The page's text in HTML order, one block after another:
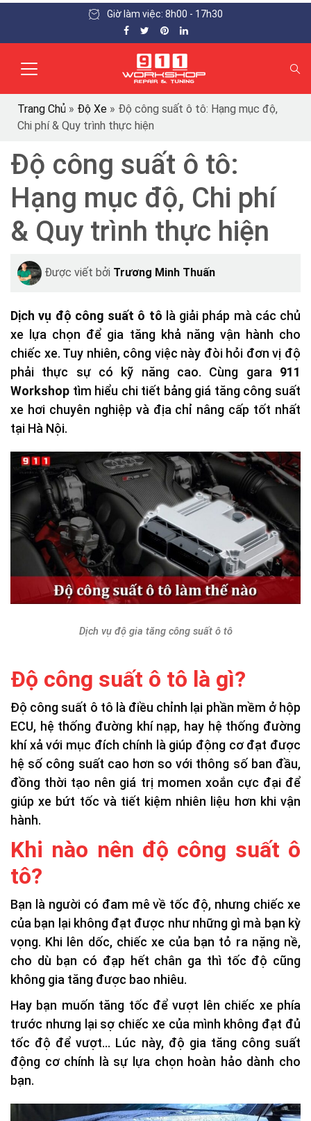
Giờ làm việc: 8h00 - 17h30
Trang Chủ » Độ Xe » Độ công suất ô tô: Hạng mục độ,
Chi phí & Quy trình thực hiện
Độ công suất ô tô:
Hạng mục độ, Chi phí
& Quy trình thực hiện
Được viết bởi Trương Minh Thuấn
Dịch vụ độ công suất ô tô là giải pháp mà các chủ
xe lựa chọn để gia tăng khả năng vận hành cho
chiếc xe. Tuy nhiên, công việc này đòi hỏi đơn vị độ
phải thực sự có kỹ năng cao. Cùng gara 911
Workshop tìm hiểu chi tiết bảng giá tăng công suất
xe hơi chuyên nghiệp và địa chỉ nâng cấp tốt nhất
tại Hà Nội.
Dịch vụ độ gia tăng công suất ô tô
Độ công suất ô tô là gì?
Độ công suất ô tô là điều chỉnh lại phần mềm ở hộp
ECU, hệ thống đường khí nạp, hay hệ thống đường
khí xả với mục đích chính là giúp động cơ đạt được
hệ số công suất cao hơn so với thông số ban đầu,
đồng thời tạo nên giá trị momen xoắn cực đại để
giúp xe bứt tốc và tiết kiệm nhiên liệu hơn khi vận
hành.
Khi nào nên độ công suất ô
tô?
Bạn là người có đam mê về tốc độ, nhưng chiếc xe
của bạn lại không đạt được như những gì mà bạn kỳ
vọng. Khi lên dốc, chiếc xe của bạn tỏ ra nặng nề,
cho dù bạn có đạp hết chân ga thì tốc độ cũng
không gia tăng được bao nhiêu.
Hay bạn muốn tăng tốc để vượt lên chiếc xe phía
trước nhưng lại sợ chiếc xe của mình không đạt đủ
tốc độ để vượt… Lúc này, độ gia tăng công suất
động cơ chính là sự lựa chọn hoàn hảo dành cho
bạn.